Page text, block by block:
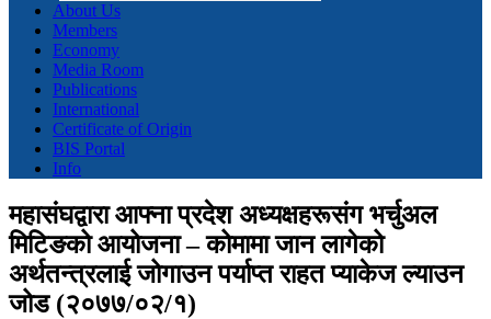
About Us
Members
Economy
Media Room
Publications
International
Certificate of Origin
BIS Portal
Info
महासंघद्वारा आफ्ना प्रदेश अध्यक्षहरूसंग भर्चुअल
मिटिङको आयोजना – कोमामा जान लागेको
अर्थतन्त्रलाई जोगाउन पर्याप्त राहत प्याकेज ल्याउन
जोड (२०७७/०२/१)